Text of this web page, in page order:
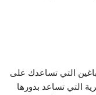
التي تساعدك على
التي تساعد بدورها